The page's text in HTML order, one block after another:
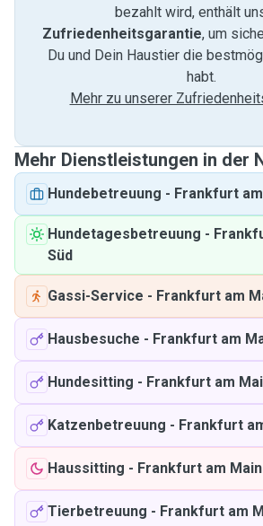
bezahlt wird, enthält
Zufriedenheitsgarantie, um
Du und Dein Haustier die
habt.
Mehr zu unserer
Mehr Dienstleistungen in der
Hundebetreuung - Frankfurt
Hundetagesbetreuung -
Süd
Gassi-Service - Frankfurt am
Hausbesuche - Frankfurt am
Hundesitting - Frankfurt am
Katzenbetreuung - Frankfurt
Haussitting - Frankfurt am
Tierbetreuung - Frankfurt am